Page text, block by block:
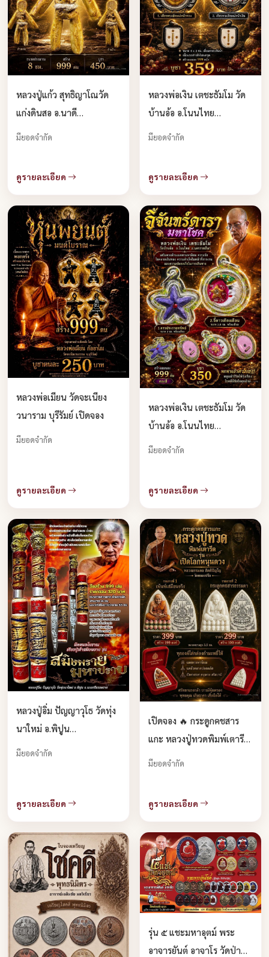
หลวงปู่แก้ว สุทธิญาโณวัด
แก่งดินสอ อ.นาดี
จ.ปราจีนบุรี จอง
มียอดจำกัด
ดูรายละเอียด
หลวงพ่อเงิน เตชะธัมโม วัด
บ้านอ้อ อ.โนนไทย
จ.นครราชสีมา เปิดจอง
มียอดจำกัด
ดูรายละเอียด
หลวงพ่อเมียน วัดจะเนียง
วนาราม บุรีรัมย์ เปิดจอง
มียอดจำกัด
ดูรายละเอียด
หลวงพ่อเงิน เตชะธัมโม วัด
บ้านอ้อ อ.โนนไทย
จ.นครราชสีมา จองตรับ
มียอดจำกัด
ดูรายละเอียด
หลวงปู่อิ่ม ปัญญาวุโธ วัดทุ่ง
นาใหม่ อ.พิปูน
จ.นครศรีธรรมราช จองคับ
มียอดจำกัด
ดูรายละเอียด
เปิดจอง 🔥 กระดูกคชสาร
แกะ หลวงปู่ทวดพิมพ์เตารีด
รุ่น "เปิดโลกหนุนดวง" เปิด
มียอดจำกัด
ดูรายละเอียด
รุ่น ๕ แชะมหาอุตม์ พระ
อาจารยันต์ อาจาโร วัดป่า